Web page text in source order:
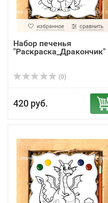
избранное сравнить
Набор печенья
"Раскраска_Дракончик"
(0)
420 руб.